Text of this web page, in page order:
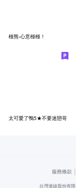
椪熊-心意椪椪！
太可愛了鴨5★不要迷戀哥
服務條款 |
台灣連線股份有